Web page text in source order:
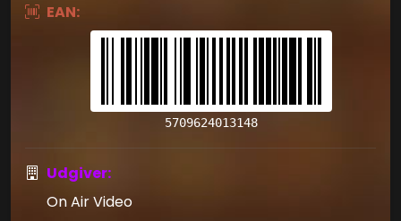
EAN:
5709624013148
Udgiver:
On Air Video